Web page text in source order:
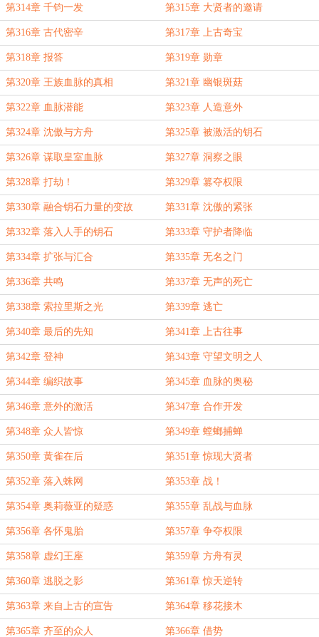
第314章 千钧一发 第315章 大贤者的邀请
第316章 古代密辛 第317章 上古奇宝
第318章 报答 第319章 勋章
第320章 王族血脉的真相 第321章 幽银斑菇
第322章 血脉潜能 第323章 人造意外
第324章 沈傲与方舟 第325章 被激活的钥石
第326章 谋取皇室血脉 第327章 洞察之眼
第328章 打劫！ 第329章 篡夺权限
第330章 融合钥石力量的变故 第331章 沈傲的紧张
第332章 落入人手的钥石 第333章 守护者降临
第334章 扩张与汇合 第335章 无名之门
第336章 共鸣 第337章 无声的死亡
第338章 索拉里斯之光 第339章 逃亡
第340章 最后的先知 第341章 上古往事
第342章 登神 第343章 守望文明之人
第344章 编织故事 第345章 血脉的奥秘
第346章 意外的激活 第347章 合作开发
第348章 众人皆惊 第349章 螳螂捕蝉
第350章 黄雀在后 第351章 惊现大贤者
第352章 落入蛛网 第353章 战！
第354章 奥莉薇亚的疑惑 第355章 乱战与血脉
第356章 各怀鬼胎 第357章 争夺权限
第358章 虚幻王座 第359章 方舟有灵
第360章 逃脱之影 第361章 惊天逆转
第363章 来自上古的宣告 第364章 移花接木
第365章 齐至的众人 第366章 借势